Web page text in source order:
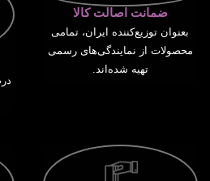
ضمانت اصالت کالا
بعنوان توزیع‌کننده ایران، تمامی
محصولات از نمایندگی‌های رسمی
تهیه شده‌اند.